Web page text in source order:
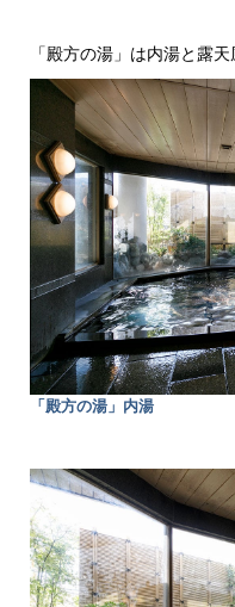
「殿方の湯」は内湯と露
「殿方の湯」内湯